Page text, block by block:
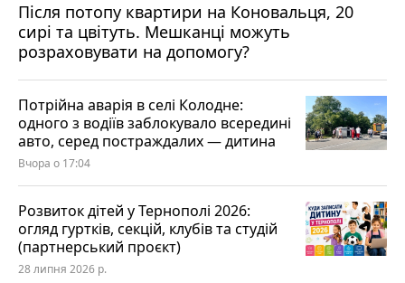
Після потопу квартири на Коновальця, 20
сирі та цвітуть. Мешканці можуть
розраховувати на допомогу?
Потрійна аварія в селі Колодне:
одного з водіїв заблокувало всередині
авто, серед постраждалих — дитина
Вчора о 17:04
Розвиток дітей у Тернополі 2026:
огляд гуртків, секцій, клубів та студій
(партнерський проєкт)
28 липня 2026 р.